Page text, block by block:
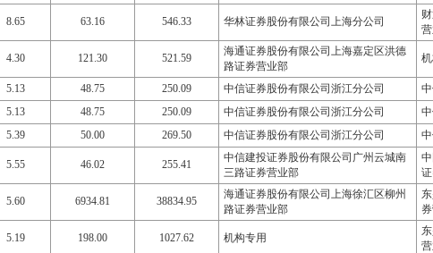
8.65 63.16 546.33 华林证券股份有限公司上海分公司
4.30 121.30 521.59
海通证券股份有限公司上海嘉定区洪德
路证券营业部
5.13 48.75 250.09 中信证券股份有限公司浙江分公司
5.13 48.75 250.09 中信证券股份有限公司浙江分公司
5.39 50.00 269.50 中信证券股份有限公司浙江分公司
5.55 46.02 255.41
中信建投证券股份有限公司广州云城南
三路证券营业部
5.60 6934.81 38834.95
海通证券股份有限公司上海徐汇区柳州
路证券营业部
5.19 198.00 1027.62 机构专用